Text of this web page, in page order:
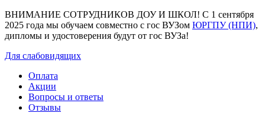
ВНИМАНИЕ СОТРУДНИКОВ ДОУ И ШКОЛ! С 1 сентября
2025 года мы обучаем совместно с гос ВУЗом ЮРГПУ (НПИ),
дипломы и удостоверения будут от гос ВУЗа!
Для слабовидящих
Оплата
Акции
Вопросы и ответы
Отзывы